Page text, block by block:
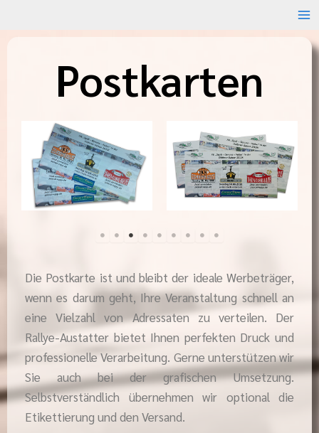
Postkarten
Die Postkarte ist und bleibt der ideale Werbeträger,
wenn es darum geht, Ihre Veranstaltung schnell an
eine Vielzahl von Adressaten zu verteilen. Der
Rallye-Austatter bietet Ihnen perfekten Druck und
professionelle Verarbeitung. Gerne unterstützen wir
Sie auch bei der grafischen Umsetzung.
Selbstverständlich übernehmen wir optional die
Etikettierung und den Versand.